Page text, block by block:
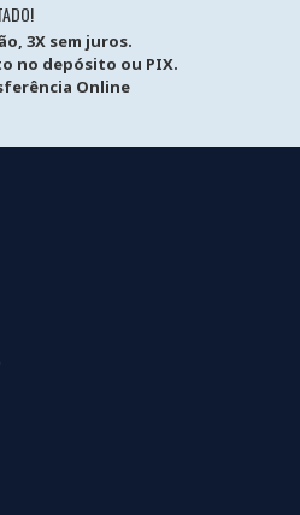
3X sem juros.
no depósito ou PIX.
Online